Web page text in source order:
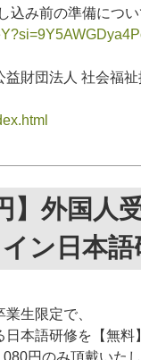
み前の準備につい
財団法人 社会福
】外国人
ン日本語
生限定で、
本語研修を【無料
円のみ頂戴いたし